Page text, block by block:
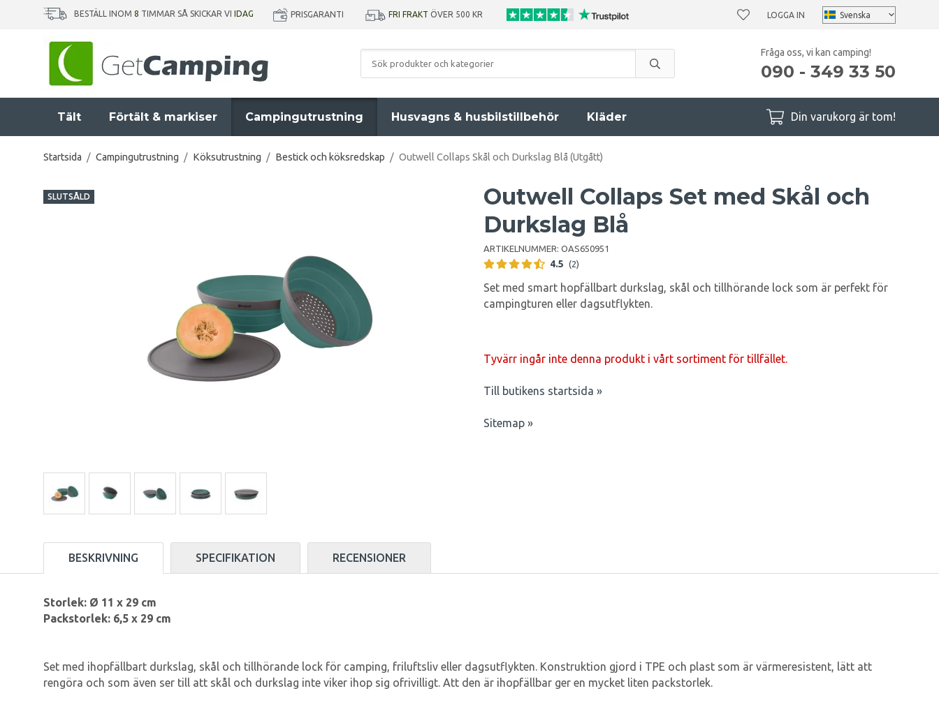
BESTÄLL INOM 8 TIMMAR SÅ SKICKAR VI IDAG PRISGARANTI FRI FRAKT ÖVER 500 KR LOGGA IN
Fråga oss, vi kan camping!
090 - 349 33 50
Tält Förtält & markiser Campingutrustning Husvagns & husbilstillbehör Kläder Din varukorg är tom!
Startsida / Campingutrustning / Köksutrustning / Bestick och köksredskap / Outwell Collaps Skål och Durkslag Blå (Utgått)
SLUTSÅLD
Outwell Collaps Set med Skål och
Durkslag Blå
ARTIKELNUMMER: OAS650951
4.5 (2)
Set med smart hopfällbart durkslag, skål och tillhörande lock som är perfekt för
campingturen eller dagsutflykten.
Tyvärr ingår inte denna produkt i vårt sortiment för tillfället.
Till butikens startsida »
Sitemap »
BESKRIVNING SPECIFIKATION RECENSIONER
Storlek: Ø 11 x 29 cm
Packstorlek: 6,5 x 29 cm
Set med ihopfällbart durkslag, skål och tillhörande lock för camping, friluftsliv eller dagsutflykten. Konstruktion gjord i TPE och plast som är värmeresistent, lätt att
rengöra och som även ser till att skål och durkslag inte viker ihop sig ofrivilligt. Att den är ihopfällbar ger en mycket liten packstorlek.